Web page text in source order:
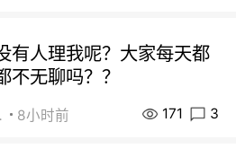
有人理我呢？大家每天都
不无聊吗？？
8小时前 171 3